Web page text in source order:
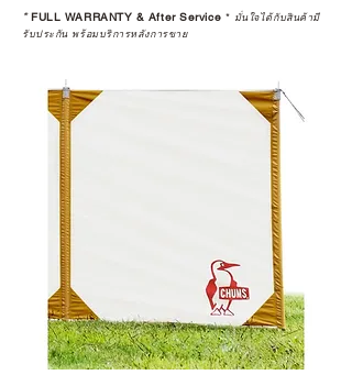
*FULL WARRANTY & After Service * มั่นใจได้กับสินค้ามี
รับประกัน พร้อมบริการหลังการขาย